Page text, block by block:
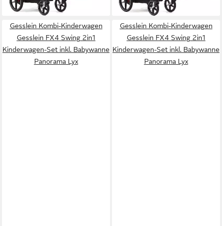
dir
dir
Gesslein Kombi-Kinderwagen
Gesslein FX4 Swing 2in1
Kinderwagen-Set inkl. Babywanne
Panorama Lyx
Gesslein Kombi-Kinderwagen
Gesslein FX4 Swing 2in1
Kinderwagen-Set inkl. Babywanne
Panorama Lyx